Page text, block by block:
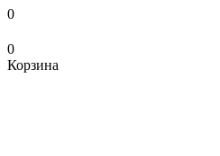
0
0
Корзина